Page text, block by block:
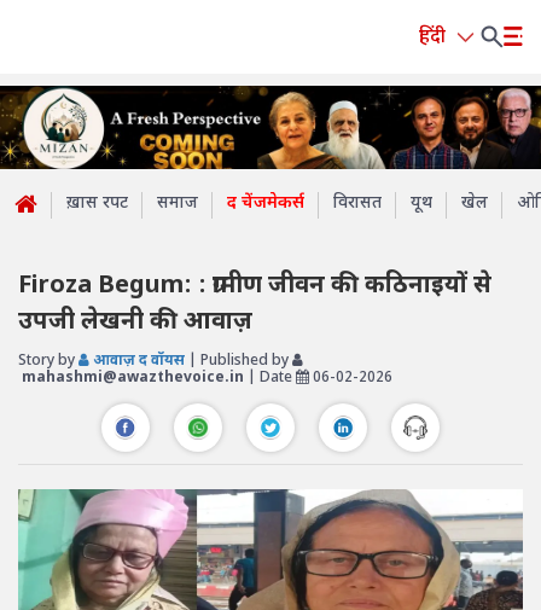
हिंदी
ख़ास रपट समाज द चेंजमेकर्स विरासत यूथ खेल
Firoza Begum: : ग्रामीण जीवन की कठिनाइयों से
उपजी लेखनी की आवाज़
Story by आवाज़ द वॉयस
| Published by
mahashmi@awazthevoice.in | Date 06-02-2026